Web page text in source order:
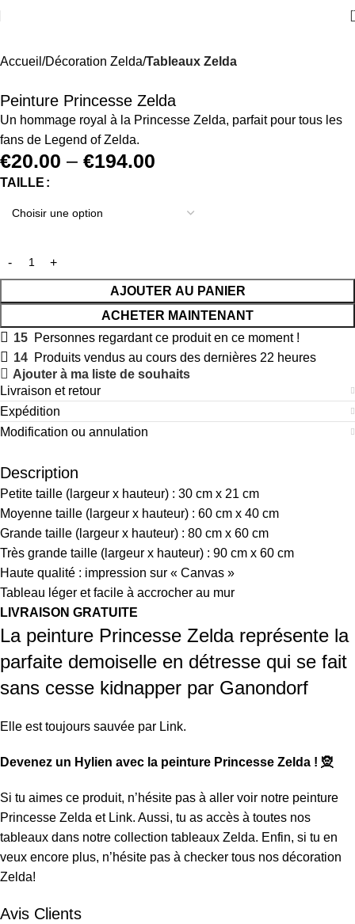
Accueil Décoration Zelda Tableaux Zelda
Peinture Princesse Zelda
Un hommage royal à la Princesse Zelda, parfait pour tous les
fans de Legend of Zelda.
€20.00 – €194.00
TAILLE
AJOUTER AU PANIER
ACHETER MAINTENANT
15 Personnes regardant ce produit en ce moment !
14 Produits vendus au cours des dernières 22 heures
Ajouter à ma liste de souhaits
Livraison et retour
Expédition
Modification ou annulation
Description
Petite taille (largeur x hauteur) : 30 cm x 21 cm
Moyenne taille (largeur x hauteur) : 60 cm x 40 cm
Grande taille (largeur x hauteur) : 80 cm x 60 cm
Très grande taille (largeur x hauteur) : 90 cm x 60 cm
Haute qualité : impression sur « Canvas »
Tableau léger et facile à accrocher au mur
LIVRAISON GRATUITE
La peinture Princesse Zelda représente la
parfaite demoiselle en détresse qui se fait
sans cesse kidnapper par Ganondorf
Elle est toujours sauvée par Link.
Devenez un Hylien avec la peinture Princesse Zelda ! 🧝
Si tu aimes ce produit, n’hésite pas à aller voir notre peinture
Princesse Zelda et Link. Aussi, tu as accès à toutes nos
tableaux dans notre collection tableaux Zelda. Enfin, si tu en
veux encore plus, n’hésite pas à checker tous nos décoration
Zelda!
Avis Clients